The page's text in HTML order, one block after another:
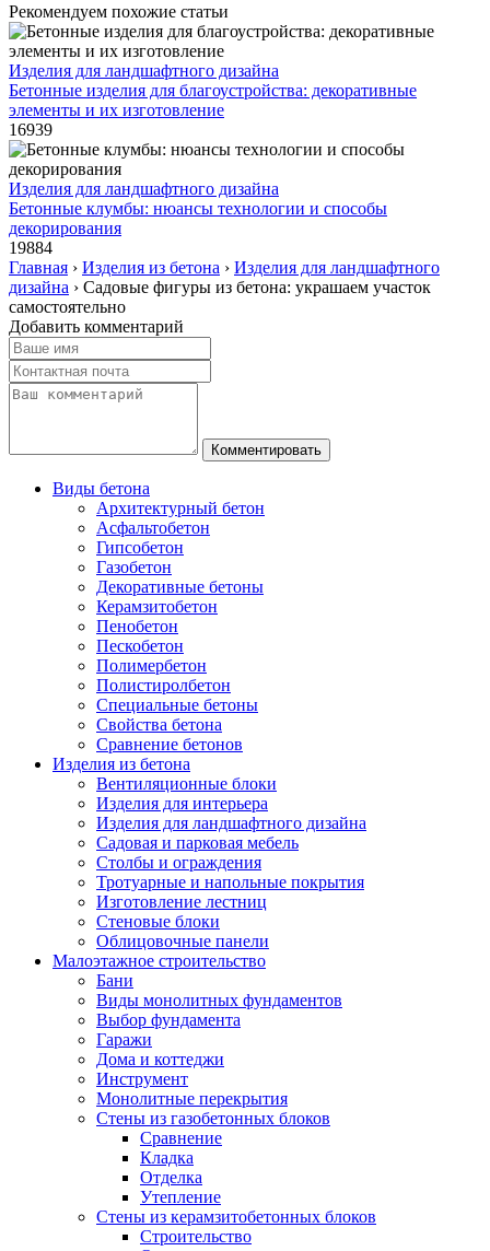
Рекомендуем похожие статьи
Изделия для ландшафтного дизайна
Бетонные изделия для благоустройства: декоративные
элементы и их изготовление
16939
Изделия для ландшафтного дизайна
Бетонные клумбы: нюансы технологии и способы
декорирования
19884
Главная › Изделия из бетона › Изделия для ландшафтного
дизайна › Садовые фигуры из бетона: украшаем участок
самостоятельно
Добавить комментарий
Виды бетона
Архитектурный бетон
Асфальтобетон
Гипсобетон
Газобетон
Декоративные бетоны
Керамзитобетон
Пенобетон
Пескобетон
Полимербетон
Полистиролбетон
Специальные бетоны
Свойства бетона
Сравнение бетонов
Изделия из бетона
Вентиляционные блоки
Изделия для интерьера
Изделия для ландшафтного дизайна
Садовая и парковая мебель
Столбы и ограждения
Тротуарные и напольные покрытия
Изготовление лестниц
Стеновые блоки
Облицовочные панели
Малоэтажное строительство
Бани
Виды монолитных фундаментов
Выбор фундамента
Гаражи
Дома и коттеджи
Инструмент
Монолитные перекрытия
Стены из газобетонных блоков
Сравнение
Кладка
Отделка
Утепление
Стены из керамзитобетонных блоков
Строительство